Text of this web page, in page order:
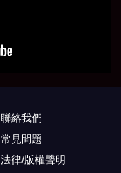
聯絡我們
常見問題
法律/版權聲明